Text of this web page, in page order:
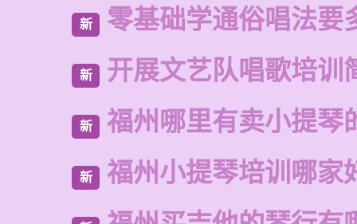
新 零基础学通俗唱法要
新 开展文艺队唱歌培训
新 福州哪里有卖小提琴
新 福州小提琴培训哪家